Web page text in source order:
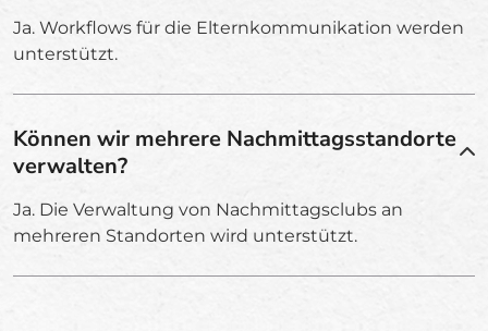
Ja. Workflows für die Elternkommunikation werden
unterstützt.
Können wir mehrere Nachmittagsstandorte
verwalten?
Ja. Die Verwaltung von Nachmittagsclubs an
mehreren Standorten wird unterstützt.